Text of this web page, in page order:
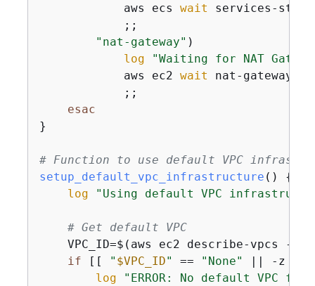
            aws ecs
wait services-
            ;;
"nat-gateway" )
log
"Waiting for NAT
            aws ec2
wait nat-gateway-
            ;;
esac
}
# Function to use default VPC
setup_default_vpc_infrastructure () {
log
"Using default VPC
# Get default VPC
VPC_ID=$(aws ec2 describe-vpcs --
if [[ " $VPC_ID" == "None" || -z
log
"ERROR: No default VPC